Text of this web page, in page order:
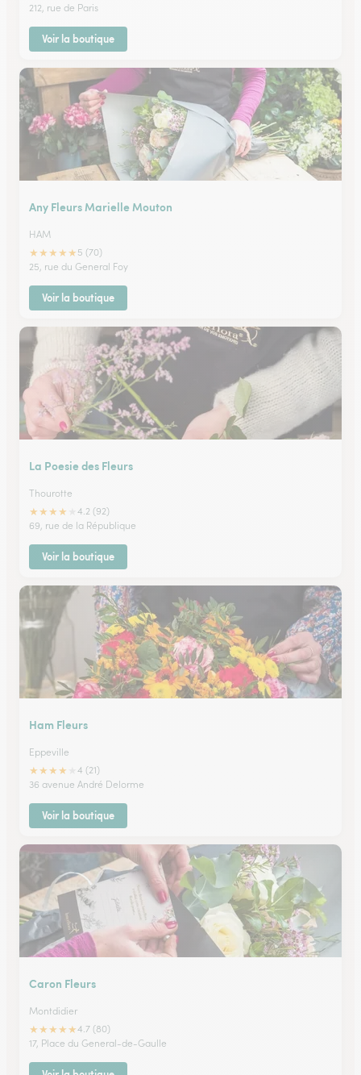
212, rue de Paris
Voir la boutique
Any Fleurs Marielle Mouton
HAM
★★★★★ 5 (70)
25, rue du General Foy
Voir la boutique
La Poesie des Fleurs
Thourotte
★★★★
4.2 (92)
69, rue de la République
Voir la boutique
Ham Fleurs
Eppeville
★★★★
4 (21)
36 avenue André Delorme
Voir la boutique
Caron Fleurs
Montdidier
★★★★★4.7 (80)
17, Place du General-de-Gaulle